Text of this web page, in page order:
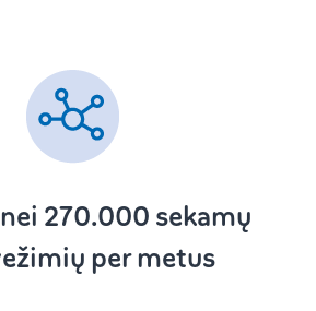
270.000 sekamų
per metus